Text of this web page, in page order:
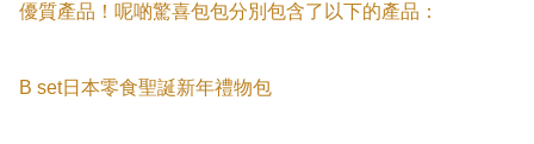
優質產品！呢啲驚喜包包分別包含了以下的產品：
B set日本零食聖誕新年禮物包